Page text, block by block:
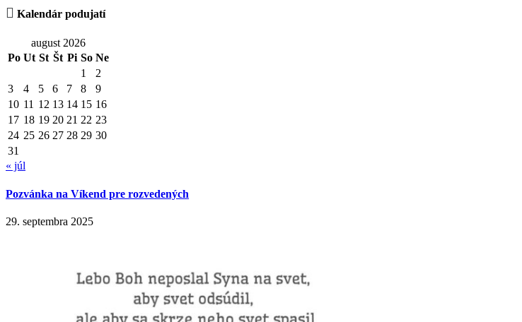
 Kalendár podujatí
august 2026
Po Ut St Št Pi So Ne
1
2
3
4 5 6 7 8
9
10 11 12 13 14 15 16
17 18 19 20 21 22 23
24 25 26 27 28 29 30
31
« júl
Pozvánka na Víkend pre rozvedených
29. septembra 2025